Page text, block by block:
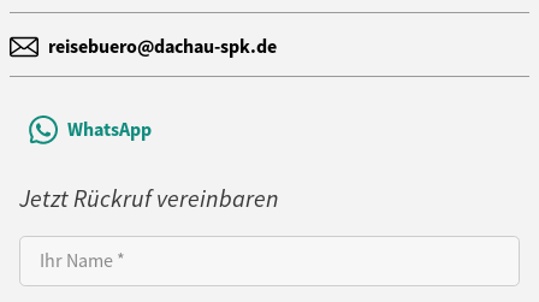
reisebuero@dachau-spk.de
WhatsApp
Jetzt Rückruf vereinbaren